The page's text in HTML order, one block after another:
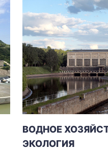
ВОДНОЕ
ЭКОЛОГИЯ